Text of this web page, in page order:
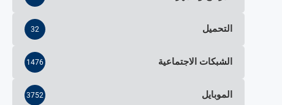
التحميل 32
الشبكات الاجتماعية 1476
الموبايل 3752